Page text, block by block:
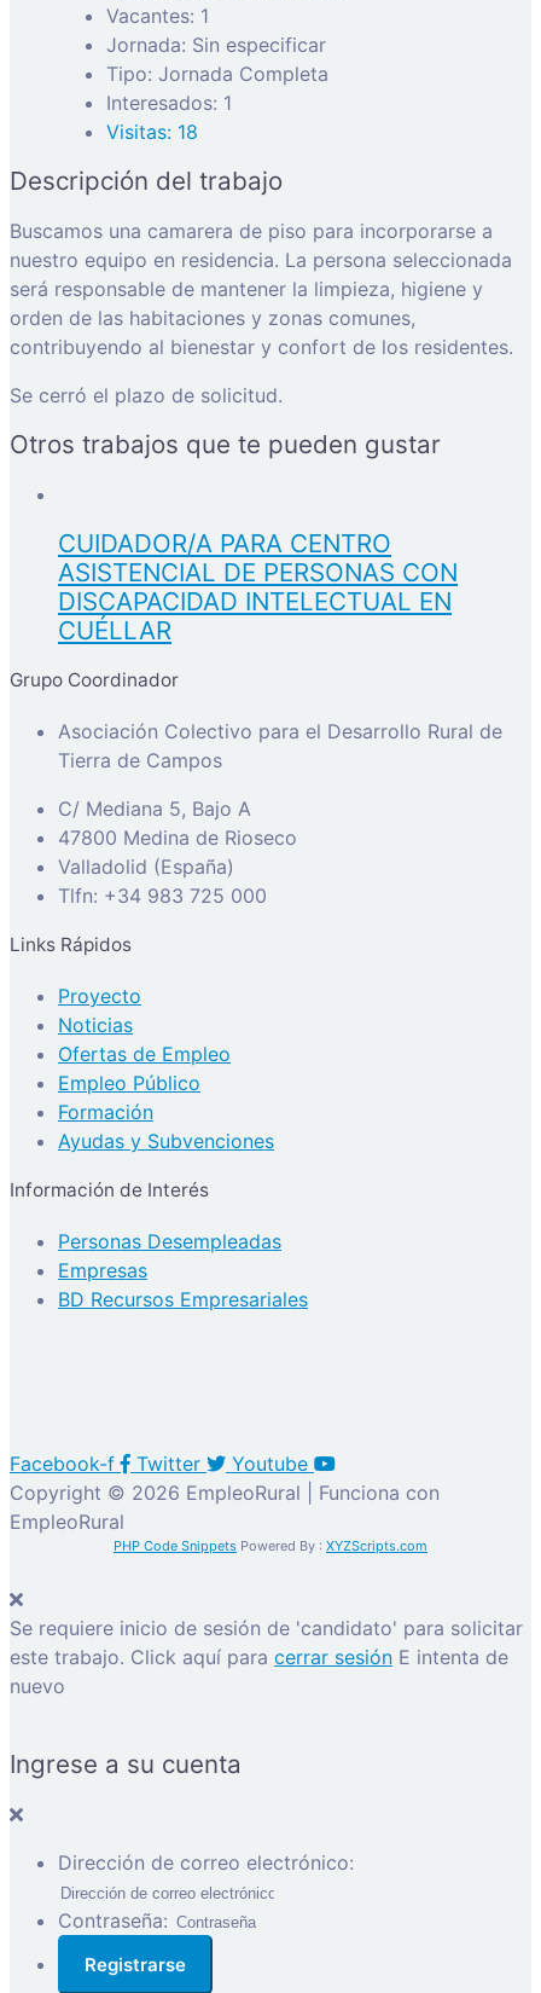
Vacantes: 1
Jornada: Sin especificar
Tipo: Jornada Completa
Interesados: 1
Visitas: 18
Descripción del trabajo
Buscamos una camarera de piso para incorporarse a
nuestro equipo en residencia. La persona seleccionada
será responsable de mantener la limpieza, higiene y
orden de las habitaciones y zonas comunes,
contribuyendo al bienestar y confort de los residentes.
Se cerró el plazo de solicitud.
Otros trabajos que te pueden gustar
CUIDADOR/A PARA CENTRO
ASISTENCIAL DE PERSONAS CON
DISCAPACIDAD INTELECTUAL EN
CUÉLLAR
Grupo Coordinador
Asociación Colectivo para el Desarrollo Rural de
Tierra de Campos
C/ Mediana 5, Bajo A
47800 Medina de Rioseco
Valladolid (España)
Tlfn: +34 983 725 000
Links Rápidos
Proyecto
Noticias
Ofertas de Empleo
Empleo Público
Formación
Ayudas y Subvenciones
Información de Interés
Personas Desempleadas
Empresas
BD Recursos Empresariales
Facebook-f Twitter
Youtube
Copyright © 2026 EmpleoRural | Funciona con
EmpleoRural
PHP Code Snippets Powered By : XYZScripts.com
Se requiere inicio de sesión de 'candidato' para solicitar
este trabajo. Click aquí para cerrar sesión E intenta de
nuevo
Ingrese a su cuenta
Dirección de correo electrónico:
Contraseña: